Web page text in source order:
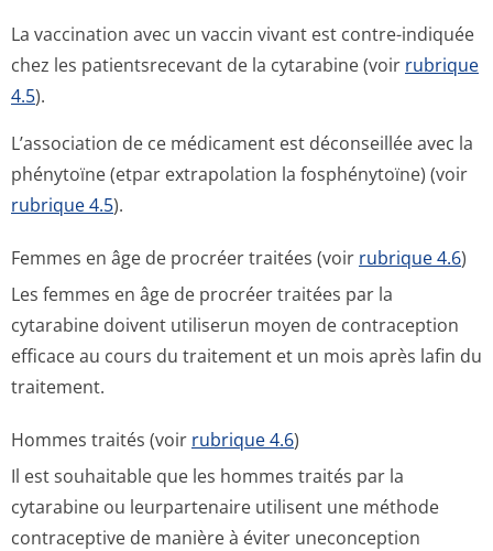
La vaccination avec un vaccin vivant est contre-indiquée
chez les patientsrecevant de la cytarabine (voir rubrique
4.5).
L’association de ce médicament est déconseillée avec la
phénytoïne (etpar extrapolation la fosphénytoïne) (voir
rubrique 4.5).
Femmes en âge de procréer traitées (voir rubrique 4.6)
Les femmes en âge de procréer traitées par la
cytarabine doivent utiliserun moyen de contraception
efficace au cours du traitement et un mois après lafin du
traitement.
Hommes traités (voir rubrique 4.6)
Il est souhaitable que les hommes traités par la
cytarabine ou leurpartenaire utilisent une méthode
contraceptive de manière à éviter uneconception